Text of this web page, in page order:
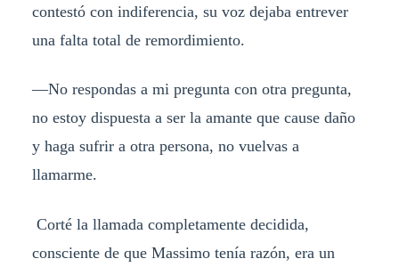
contestó con indiferencia, su voz dejaba entrever
una falta total de remordimiento.
—No respondas a mi pregunta con otra pregunta,
no estoy dispuesta a ser la amante que cause daño
y haga sufrir a otra persona, no vuelvas a
llamarme.
Corté la llamada completamente decidida,
consciente de que Massimo tenía razón, era un